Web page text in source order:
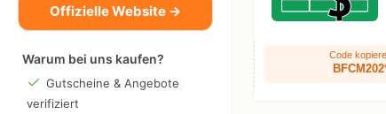
Offizielle Website →
Warum bei uns kaufen?
Gutscheine & Angebote
verifiziert
Code